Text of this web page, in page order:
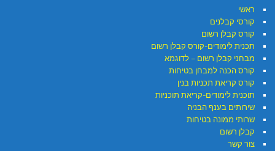
ראשי
קורסי קבלנים
קורס קבלן רשום
תכנית לימודים-קורס קבלן רשום
מבחני קבלן רשום – לדוגמא
קורס הכנה למבחן בטיחות
קורס קריאת תכניות בנין
תוכנית לימודים-קריאת תוכניות
שירותים בענף הבניה
שרותי ממונה בטיחות
קבלן רשום
צור קשר